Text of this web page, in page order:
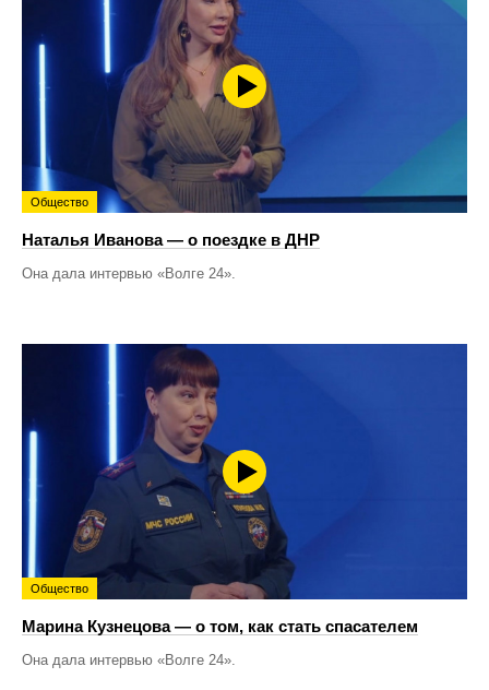
Общество
Наталья Иванова — о поездке в ДНР
Она дала интервью «Волге 24».
Общество
Марина Кузнецова — о том, как стать спасателем
Она дала интервью «Волге 24».